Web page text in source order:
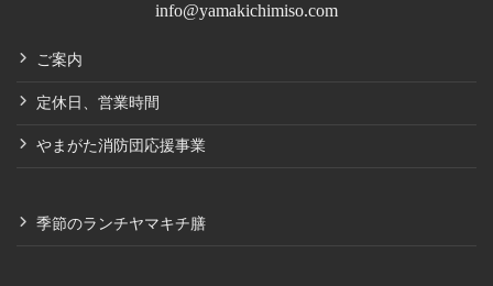
info@yamakichimiso.com
ご案内
定休日、営業時間
やまがた消防団応援事業
季節のランチヤマキチ膳